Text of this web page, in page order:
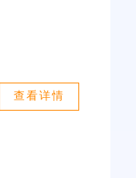
查看详情